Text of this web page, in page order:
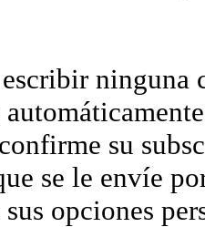
ninguna
su
se le envíe
opciones